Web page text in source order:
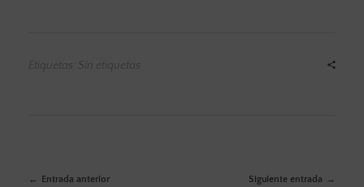
Etiquetas: Sin etiquetas
Entrada anterior Siguiente entrada